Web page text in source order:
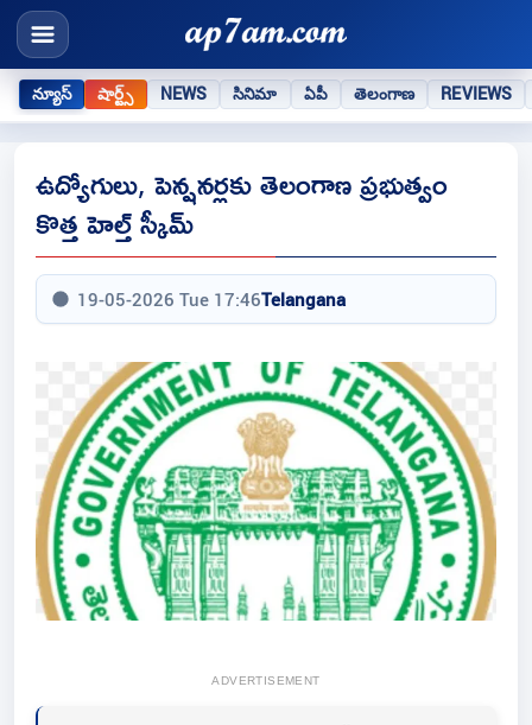
న్యూస్ షార్ట్స్ NEWS సినిమా ఏపీ తెలంగాణ REVIEWS
ఉద్యోగులు, పెన్షనర్లకు తెలంగాణ ప్రభుత్వం
కొత్త హెల్త్ స్కీమ్
19-05-2026 Tue 17:46Telangana
ADVERTISEMENT